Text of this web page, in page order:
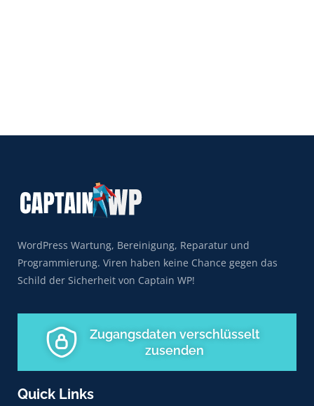
WordPress Wartung, Bereinigung, Reparatur und
Programmierung. Viren haben keine Chance gegen das
Schild der Sicherheit von Captain WP!
Zugangsdaten verschlüsselt
zusenden
Quick Links